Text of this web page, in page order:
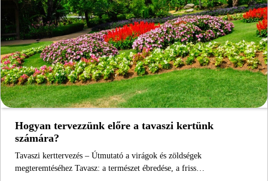
Hogyan tervezzünk előre a tavaszi kertünk
számára?
Tavaszi kerttervezés – Útmutató a virágok és zöldségek
megteremtéséhez Tavasz: a természet ébredése, a friss…